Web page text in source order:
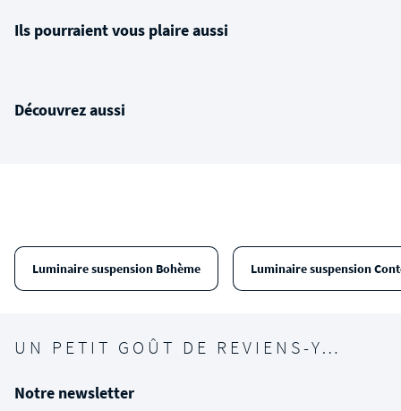
Ils pourraient vous plaire aussi
Découvrez aussi
Luminaire suspension Bohème Luminaire suspension
UN PETIT GOÛT DE REVIENS-Y…
Notre newsletter